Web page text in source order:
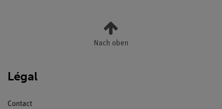
Nach oben
Légal
Contact